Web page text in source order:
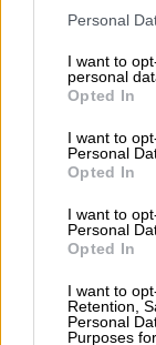
Please note
not limited to
grant or deny
use your data
consent section.
Personal
I want to
personal
Opted In
I want to
Personal
Opted In
I want to
Personal
Opted In
I want to
Retention,
Personal
Purposes
— Flight
Ωστόσο,νέα
παράγονται
διαρρέουν
δυσκολεύει
Οι